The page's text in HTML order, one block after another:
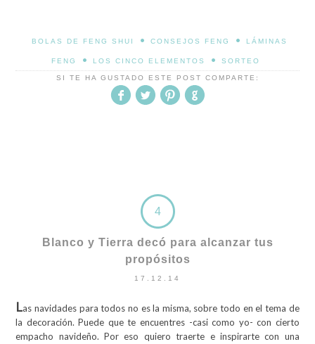
BOLAS DE FENG SHUI • CONSEJOS FENG • LÁMINAS
FENG • LOS CINCO ELEMENTOS • SORTEO
SI TE HA GUSTADO ESTE POST COMPARTE:
4
Blanco y Tierra decó para alcanzar tus
propósitos
17.12.14
Las navidades para todos no es la misma, sobre todo en el tema de
la decoración. Puede que te encuentres -casi como yo- con cierto
empacho navideño. Por eso quiero traerte e inspirarte con una